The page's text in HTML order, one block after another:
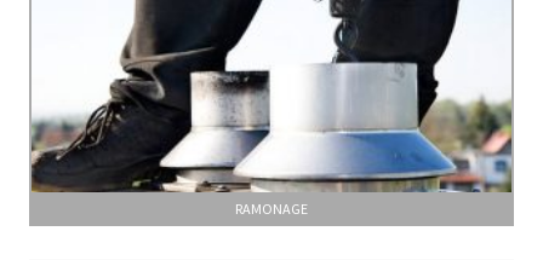
RAMONAGE